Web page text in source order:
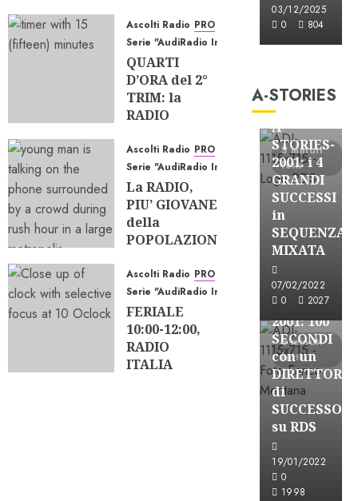
07/08/2026
0
97
Ascolti Radio PRO
Serie "AudiRadio Insights"
QUARTI
D’ORA del 2°
TRIM: la
RADIO
EQUILIBRI
CAMBIANO
23/07/2026
0
191
Ascolti Radio PRO
Serie "AudiRadio Insights"
La RADIO,
PIU’ GIOVANE
della
POPOLAZIONE;
STAZIONI?
22/06/2026
0
208
Ascolti Radio PRO
Serie "AudiRadio Insights"
FERIALE
10:00-12:00,
RADIO
ITALIA
03/12/2025
0
804
A-STORIES
3 minuti
letti
Formazione
A-
STORIES-
2001: i 4
GRANDI
SUCCESSI
in
SEQUENZA
MIXATA
07/02/2022
0
2027
3 minuti
letti
A-Stories
Formazione
A-
STORIES-
2001: 100
SECONDI
con un
DIRETTORE
di
SUCCESSO
su RDS
19/01/2022
0
1998
A-Stories